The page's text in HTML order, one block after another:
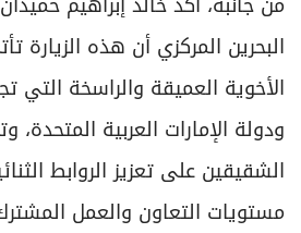
البحرين المركزي أن هذه الزيارة
الأخوية العميقة والراسخة التي
ودولة الإمارات العربية
الشقيقين على تعزيز الروابط
مستويات التعاون والعمل